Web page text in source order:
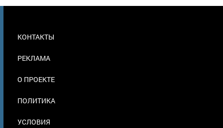
В
КОНТАКТЫ
РЕКЛАМА
О ПРОЕКТЕ
ПОЛИТИКА
УСЛОВИЯ